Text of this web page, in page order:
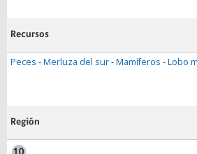
Recursos
Peces -Merluza del sur-Mamíferos -Lobo
Región